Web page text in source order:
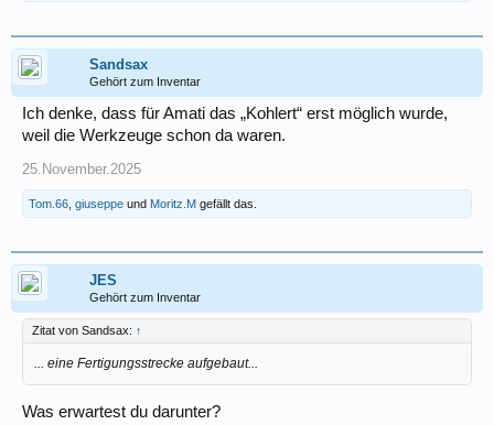
Sandsax
Gehört zum Inventar
Ich denke, dass für Amati das „Kohlert“ erst möglich wurde,
weil die Werkzeuge schon da waren.
25.November.2025
Tom.66 giuseppe und Moritz.M gefällt das.
JES
Gehört zum Inventar
Zitat von Sandsax: ↑
... eine Fertigungsstrecke aufgebaut...
Was erwartest du darunter?